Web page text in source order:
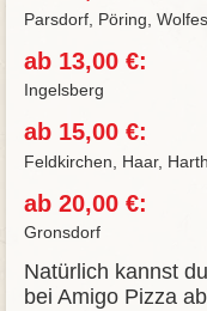
Parsdorf, Pöring,
ab 13,00 €:
Ingelsberg
ab 15,00 €:
Feldkirchen, Haar,
ab 20,00 €:
Gronsdorf
Natürlich kannst
bei Amigo Pizza